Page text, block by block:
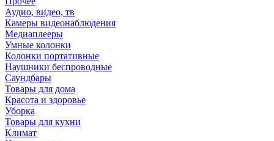
Аудио, видео, тв
Камеры видеонаблюдения
Медиаплееры
Умные колонки
Колонки портативные
Наушники беспроводные
Саундбары
Товары для дома
Красота и здоровье
Уборка
Товары для кухни
Климат